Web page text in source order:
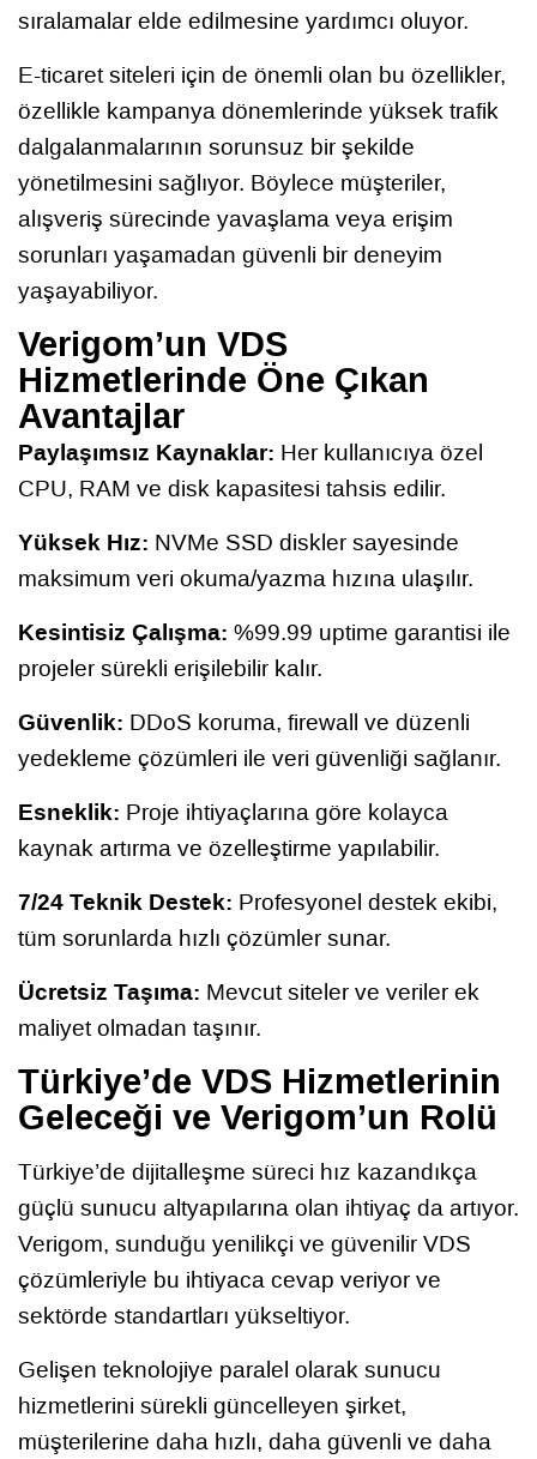
sıralamalar elde edilmesine yardımcı oluyor.
E-ticaret siteleri için de önemli olan bu özellikler,
özellikle kampanya dönemlerinde yüksek trafik
dalgalanmalarının sorunsuz bir şekilde
yönetilmesini sağlıyor. Böylece müşteriler,
alışveriş sürecinde yavaşlama veya erişim
sorunları yaşamadan güvenli bir deneyim
yaşayabiliyor.
Verigom’un VDS
Hizmetlerinde Öne Çıkan
Avantajlar
Paylaşımsız Kaynaklar: Her kullanıcıya özel
CPU, RAM ve disk kapasitesi tahsis edilir.
Yüksek Hız: NVMe SSD diskler sayesinde
maksimum veri okuma/yazma hızına ulaşılır.
Kesintisiz Çalışma: %99.99 uptime garantisi ile
projeler sürekli erişilebilir kalır.
Güvenlik: DDoS koruma, firewall ve düzenli
yedekleme çözümleri ile veri güvenliği sağlanır.
Esneklik: Proje ihtiyaçlarına göre kolayca
kaynak artırma ve özelleştirme yapılabilir.
7/24 Teknik Destek: Profesyonel destek ekibi,
tüm sorunlarda hızlı çözümler sunar.
Ücretsiz Taşıma: Mevcut siteler ve veriler ek
maliyet olmadan taşınır.
Türkiye’de VDS Hizmetlerinin
Geleceği ve Verigom’un Rolü
Türkiye’de dijitalleşme süreci hız kazandıkça
güçlü sunucu altyapılarına olan ihtiyaç da artıyor.
Verigom, sunduğu yenilikçi ve güvenilir VDS
çözümleriyle bu ihtiyaca cevap veriyor ve
sektörde standartları yükseltiyor.
Gelişen teknolojiye paralel olarak sunucu
hizmetlerini sürekli güncelleyen şirket,
müşterilerine daha hızlı, daha güvenli ve daha